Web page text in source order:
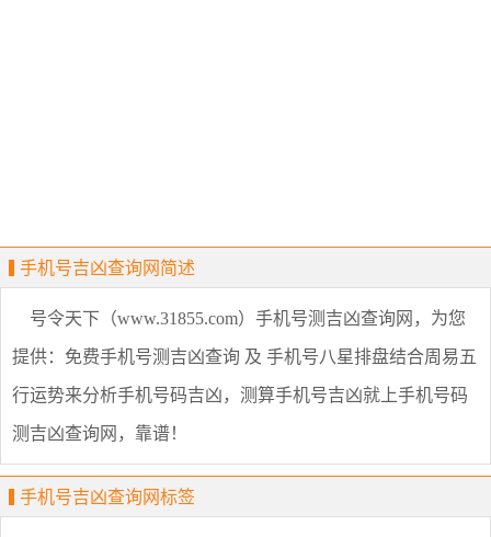
手机号吉凶查询网简述
号令天下（www.31855.com）手机号测吉凶查询网，为您
提供：免费手机号测吉凶查询 及 手机号八星排盘结合周易五
行运势来分析手机号码吉凶，测算手机号吉凶就上手机号码
测吉凶查询网，靠谱！
手机号吉凶查询网标签